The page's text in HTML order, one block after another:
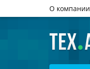
О компании